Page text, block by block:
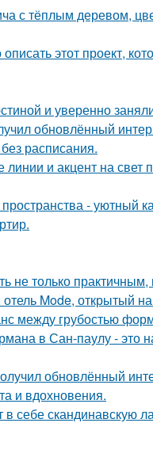
с тёплым деревом,
этот проект,
и уверенно
обновлённый
расписания.
и акцент на
- уютный
только практичным,
Mode, открытый
между грубостью
в Сан-паулу - это
обновлённый
и вдохновения.
себе скандинавскую